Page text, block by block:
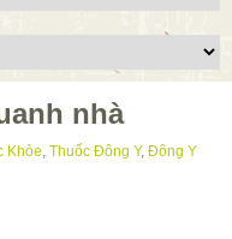
nhà
Khỏe, Thuốc Đông Y, Đông Y